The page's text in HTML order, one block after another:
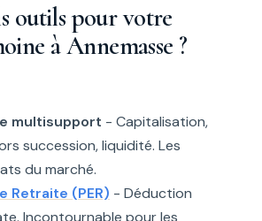
outils pour votre
à Annemasse ?
multisupport - Capitalisation,
succession, liquidité. Les
du marché.
Retraite (PER) - Déduction
Incontournable pour les